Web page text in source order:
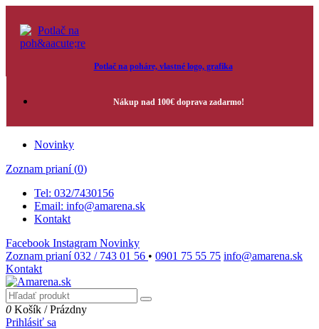
Potlač na poháre, vlastné logo, grafika
Nákup nad 100€ doprava zadarmo!
Novinky
Zoznam prianí (0)
Tel: 032/7430156
Email: info@amarena.sk
Kontakt
Facebook Instagram Novinky
Zoznam prianí 032 / 743 01 56 • 0901 75 55 75 info@amarena.sk
Kontakt
0 Košík /Prázdny
Prihlásiť sa